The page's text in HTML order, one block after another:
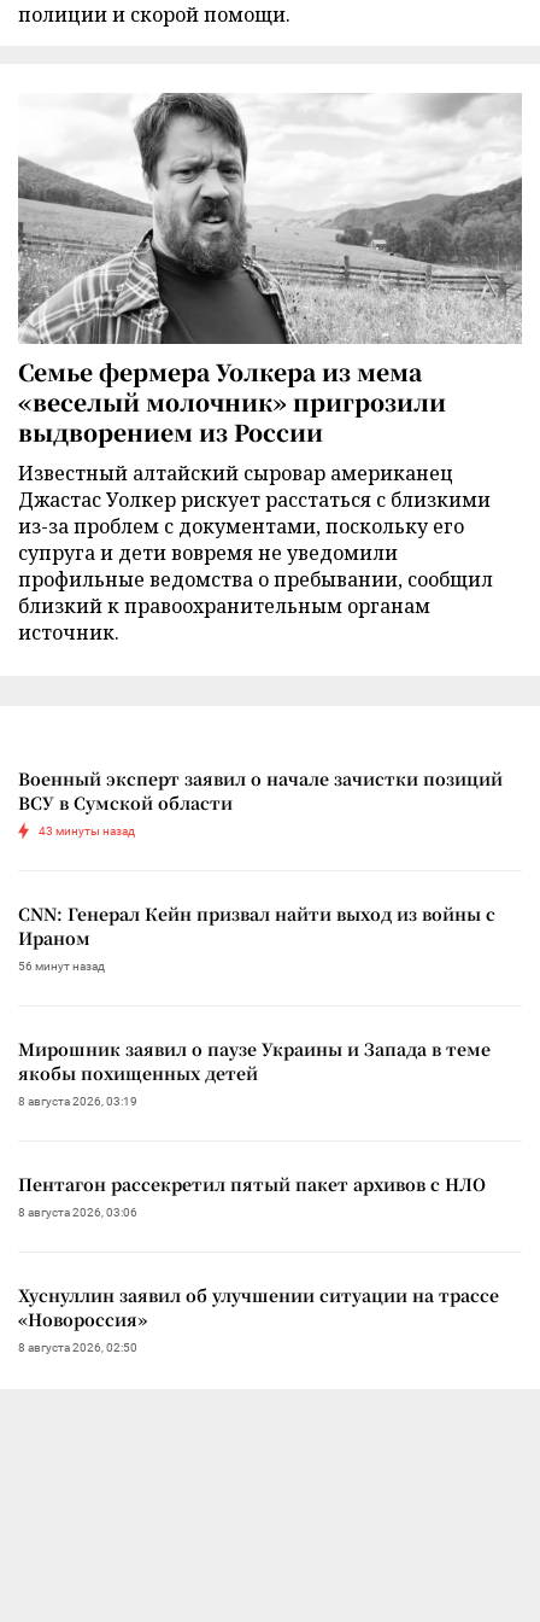
полиции и скорой помощи.
Семье фермера Уолкера из мема
«веселый молочник» пригрозили
выдворением из России
Известный алтайский сыровар американец
Джастас Уолкер рискует расстаться с близкими
из-за проблем с документами, поскольку его
супруга и дети вовремя не уведомили
профильные ведомства о пребывании, сообщил
близкий к правоохранительным органам
источник.
Военный эксперт заявил о начале зачистки позиций
ВСУ в Сумской области
43 минуты назад
CNN: Генерал Кейн призвал найти выход из войны с
Ираном
56 минут назад
Мирошник заявил о паузе Украины и Запада в теме
якобы похищенных детей
8 августа 2026, 03:19
Пентагон рассекретил пятый пакет архивов с НЛО
8 августа 2026, 03:06
Хуснуллин заявил об улучшении ситуации на трассе
«Новороссия»
8 августа 2026, 02:50